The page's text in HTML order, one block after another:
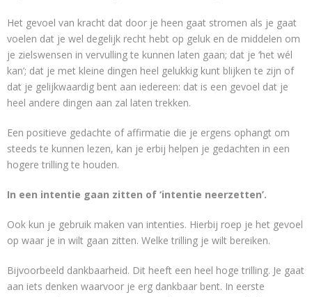
Het gevoel van kracht dat door je heen gaat stromen als je gaat
voelen dat je wel degelijk recht hebt op geluk en de middelen om
je zielswensen in vervulling te kunnen laten gaan; dat je ‘het wél
kan’; dat je met kleine dingen heel gelukkig kunt blijken te zijn of
dat je gelijkwaardig bent aan iedereen: dat is een gevoel dat je
heel andere dingen aan zal laten trekken.
Een positieve gedachte of affirmatie die je ergens ophangt om
steeds te kunnen lezen, kan je erbij helpen je gedachten in een
hogere trilling te houden.
In een intentie gaan zitten of ‘intentie neerzetten’.
Ook kun je gebruik maken van intenties. Hierbij roep je het gevoel
op waar je in wilt gaan zitten. Welke trilling je wilt bereiken.
Bijvoorbeeld dankbaarheid. Dit heeft een heel hoge trilling. Je gaat
aan iets denken waarvoor je erg dankbaar bent. In eerste